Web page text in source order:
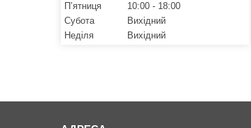
Пʼятниця
10:00
18:00
Субота
Вихідний
Неділя
Вихідний